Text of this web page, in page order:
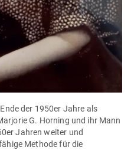
der 1950er Jahre als
G. Horning und ihr Mann
Jahren weiter und
Methode für die